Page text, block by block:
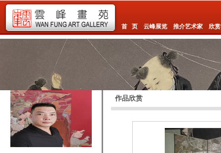
首 页 云峰展览 推介艺术家 欣
作品欣赏